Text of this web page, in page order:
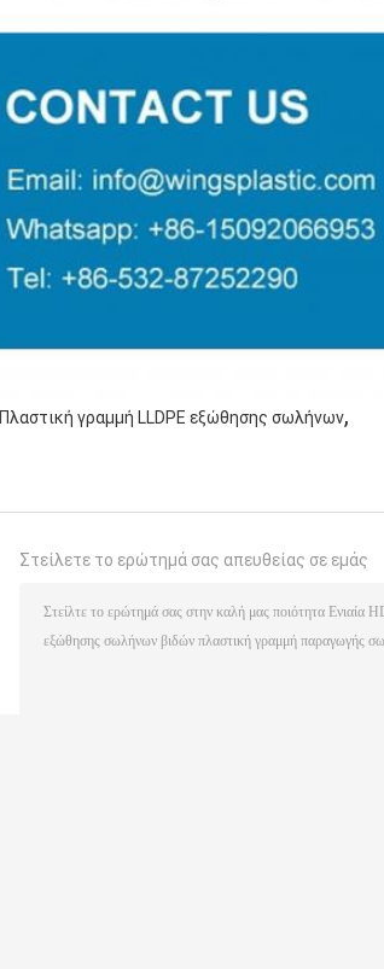
Πλαστική γραμμή LLDPE εξώθησης σωλήνων,
Στείλετε το ερώτημά σας απευθείας σε εμάς